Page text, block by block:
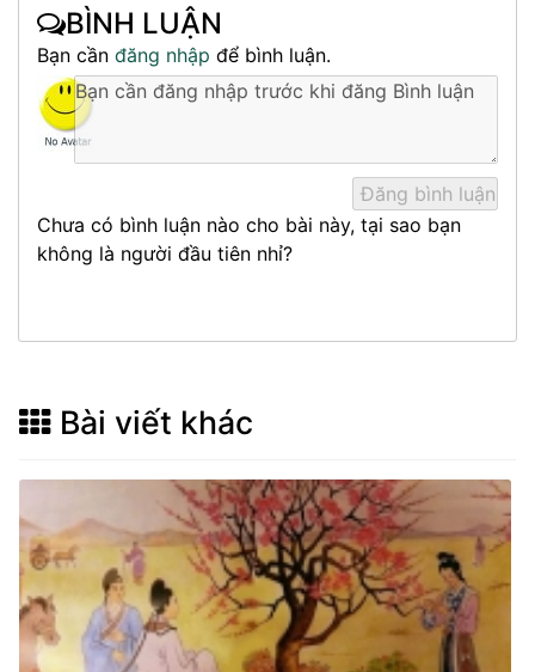
BÌNH LUẬN
Bạn cần đăng nhập để bình luận.
Chưa có bình luận nào cho bài này, tại sao bạn
không là người đầu tiên nhỉ?
Bài viết khác